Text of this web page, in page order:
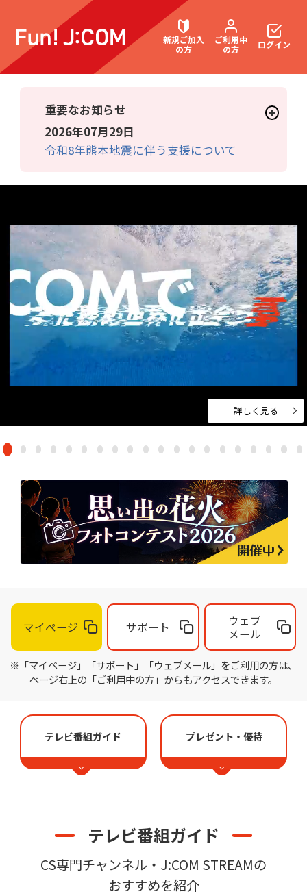
新規ご加入
の方
ご利用中
の方
お困りごと解決・よくあるご質問
ウェブメール マガジン
ログイン
重要なお知らせ
2026年07月29日
令和8年熊本地震に伴う支援について
詳しく見る
マイページ サポート
ウェブ
メール
※「マイページ」「サポート」「ウェブメール」をご利用の方は、
ページ右上の「ご利用中の方」からもアクセスできます。
テレビ番組ガイド プレゼント・優待
テレビ番組ガイド
CS専門チャンネル・J:COM STREAMの
おすすめを紹介